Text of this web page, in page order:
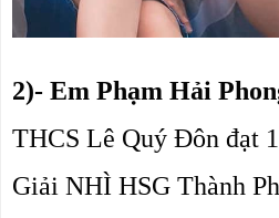
2)- Em Phạm Hải
THCS Lê Quý Đôn đạt
Giải NHÌ HSG Thành